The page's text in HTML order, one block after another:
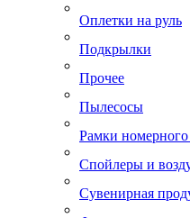
Оплетки на руль
Подкрылки
Прочее
Пылесосы
Рамки номерного
Спойлеры и
Сувенирная